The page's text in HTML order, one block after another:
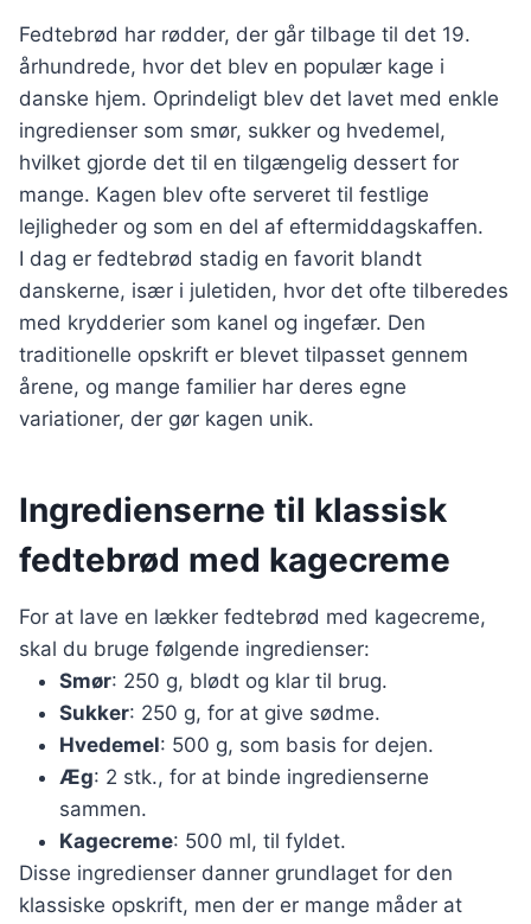
Fedtebrød har rødder, der går tilbage til det 19.
århundrede, hvor det blev en populær kage i
danske hjem. Oprindeligt blev det lavet med enkle
ingredienser som smør, sukker og hvedemel,
hvilket gjorde det til en tilgængelig dessert for
mange. Kagen blev ofte serveret til festlige
lejligheder og som en del af eftermiddagskaffen.
I dag er fedtebrød stadig en favorit blandt
danskerne, især i juletiden, hvor det ofte tilberedes
med krydderier som kanel og ingefær. Den
traditionelle opskrift er blevet tilpasset gennem
årene, og mange familier har deres egne
variationer, der gør kagen unik.
Ingredienserne til klassisk
fedtebrød med kagecreme
For at lave en lækker fedtebrød med kagecreme,
skal du bruge følgende ingredienser:
Smør: 250 g, blødt og klar til brug.
Sukker: 250 g, for at give sødme.
Hvedemel: 500 g, som basis for dejen.
Æg: 2 stk., for at binde ingredienserne
sammen.
Kagecreme: 500 ml, til fyldet.
Disse ingredienser danner grundlaget for den
klassiske opskrift, men der er mange måder at